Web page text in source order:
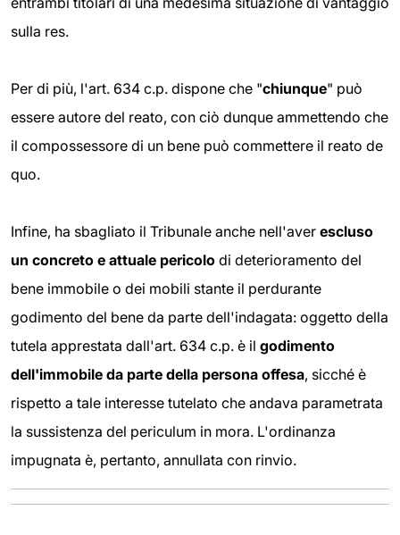
sulla res.
Per di più, l'art. 634 c.p. dispone che "chiunque" può
essere autore del reato, con ciò dunque ammettendo che
il compossessore di un bene può commettere il reato de
quo.
Infine, ha sbagliato il Tribunale anche nell'aver escluso
un concreto e attuale pericolo di deterioramento del
bene immobile o dei mobili stante il perdurante
godimento del bene da parte dell'indagata: oggetto della
tutela apprestata dall'art. 634 c.p. è il godimento
dell'immobile da parte della persona offesa, sicché è
rispetto a tale interesse tutelato che andava parametrata
la sussistenza del periculum in mora. L'ordinanza
impugnata è, pertanto, annullata con rinvio.